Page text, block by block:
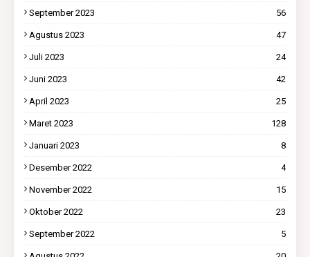
September 2023 56
Agustus 2023 47
Juli 2023 24
Juni 2023 42
April 2023 25
Maret 2023 128
Januari 2023 8
Desember 2022 4
November 2022 15
Oktober 2022 23
September 2022 5